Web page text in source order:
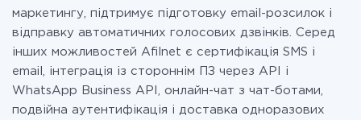
маркетингу, підтримує підготовку email-розсилок і
відправку автоматичних голосових дзвінків. Серед
інших можливостей Afilnet є сертифікація SMS і
email, інтеграція із стороннім ПЗ через API і
WhatsApp Business API, онлайн-чат з чат-ботами,
подвійна аутентифікація і доставка одноразових